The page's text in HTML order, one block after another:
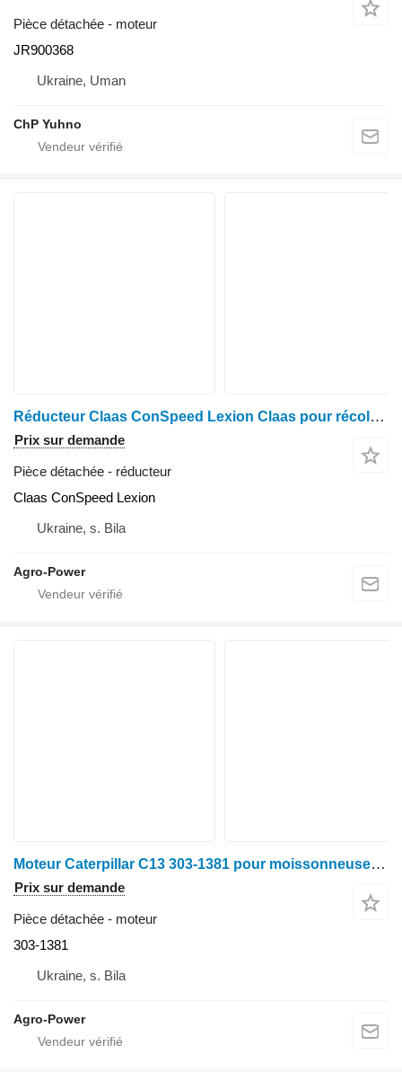
Pièce détachée - moteur
JR900368
Ukraine, Uman
ChP Yuhno
Réducteur Claas ConSpeed Lexion Claas pour récolteuse à maïs
Prix sur demande
Pièce détachée - réducteur
Claas ConSpeed Lexion
Ukraine, s. Bila
Agro-Power
Moteur Caterpillar C13 303-1381 pour moissonneuse-batteuse Claas lexion 560,570,760
Prix sur demande
Pièce détachée - moteur
303-1381
Ukraine, s. Bila
Agro-Power